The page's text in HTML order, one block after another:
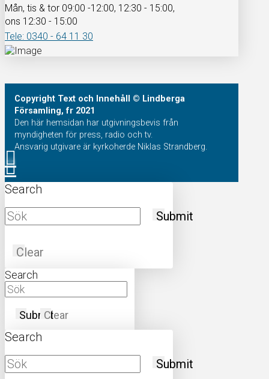
Mån, tis & tor 09:00 -12:00, 12:30 - 15:00,
ons 12:30 - 15:00
Tele: 0340 - 64 11 30
Copyright Text och Innehåll
© Lindberga
Församling, fr 2021
Den här hemsidan har utgivningsbevis från
myndigheten för press, radio och tv.
Ansvarig utgivare är kyrkoherde Niklas Strandberg.
Search
Submit
Clear
Search
SubmitClear
Search
Submit